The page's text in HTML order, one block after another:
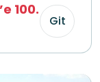
100.
Git